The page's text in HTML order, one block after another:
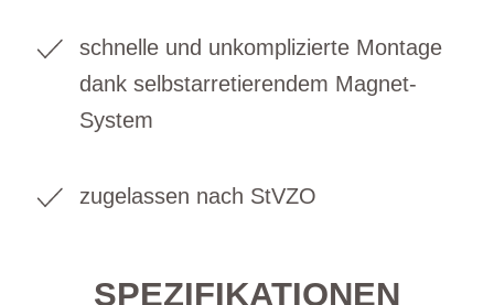
schnelle und unkomplizierte Montage
dank selbstarretierendem Magnet-
System
zugelassen nach StVZO
SPEZIFIKATIONEN